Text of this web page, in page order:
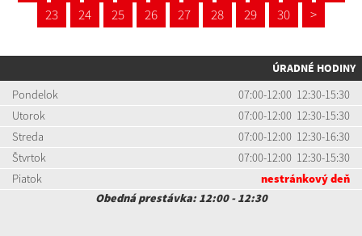
23
24 25 26 27 28 29 30 >
ÚRADNÉ HODINY
Pondelok
07:00-12:00 12:30-15:30
Utorok
07:00-12:00 12:30-15:30
Streda
07:00-12:00 12:30-16:30
Štvrtok
07:00-12:00 12:30-15:30
Piatok
nestránkový deň
Obedná prestávka: 12:00 - 12:30